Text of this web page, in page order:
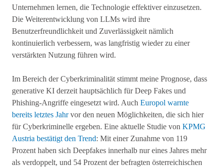
Unternehmen lernen, die Technologie effektiver einzusetzen.
Die Weiterentwicklung von LLMs wird ihre
Benutzerfreundlichkeit und Zuverlässigkeit nämlich
kontinuierlich verbessern, was langfristig wieder zu einer
verstärkten Nutzung führen wird.
Im Bereich der Cyberkriminalität stimmt meine Prognose, dass
generative KI derzeit hauptsächlich für Deep Fakes und
Phishing-Angriffe eingesetzt wird. Auch Europol warnte
bereits letztes Jahrvor den neuen Möglichkeiten, die sich hier
für Cyberkriminelle ergeben. Eine aktuelle Studie von KPMG
Austria bestätigt den Trend: Mit einer Zunahme von 119
Prozent haben sich Deepfakes innerhalb nur eines Jahres mehr
als verdoppelt, und 54 Prozent der befragten österreichischen